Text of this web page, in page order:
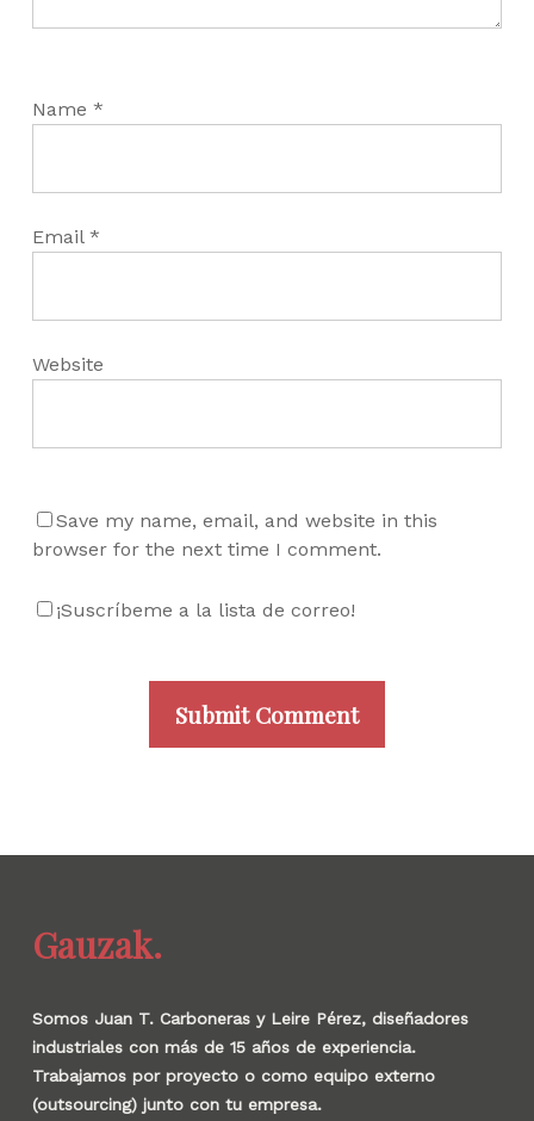
Name *
Email *
Website
Save my name, email, and website in this
browser for the next time I comment.
¡Suscríbeme a la lista de correo!
Gauzak.
Somos Juan T. Carboneras y Leire Pérez, diseñadores
industriales con más de 15 años de experiencia.
Trabajamos por proyecto o como equipo externo
(outsourcing) junto con tu empresa.